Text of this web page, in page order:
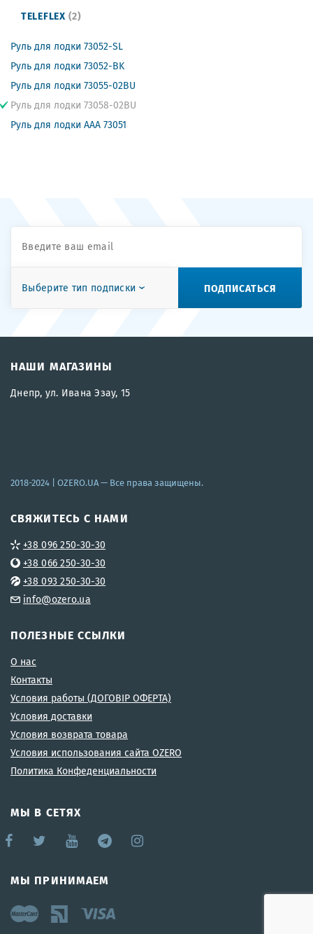
TELEFLEX (2)
Руль для лодки 73052-SL
Руль для лодки 73052-BK
Руль для лодки 73055-02BU
Руль для лодки 73058-02BU
Руль для лодки ААА 73051
Выберите тип подписки ПОДПИСАТЬСЯ
НАШИ МАГАЗИНЫ
Днепр, ул. Ивана Эзау, 15
2018-2024 | OZERO.UA— Все права защищены.
СВЯЖИТЕСЬ С НАМИ
+38 096 250-30-30
+38 066 250-30-30
+38 093 250-30-30
info@ozero.ua
ПОЛЕЗНЫЕ ССЫЛКИ
О нас
Контакты
Условия работы (ДОГОВІР ОФЕРТА)
Условия доставки
Условия возврата товара
Условия использования сайта OZERO
Политика Конфеденциальности
МЫ В СЕТЯХ
МЫ ПРИНИМАЕМ